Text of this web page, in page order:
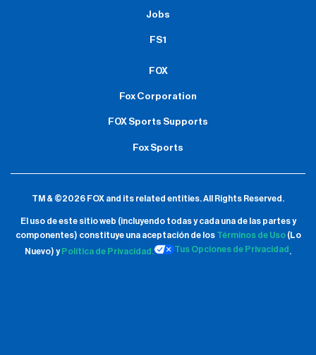
Jobs
FS1
FOX
Fox Corporation
FOX Sports Supports
Fox Sports
TM & ©2026 FOX and its related entities.All Rights Reserved.
El uso de este sitio web (incluyendo todas y cada una de las partes y
componentes) constituye una aceptación de los Términos de Uso(Lo
Nuevo) y Política de Privacidad. Tus Opciones de Privacidad .